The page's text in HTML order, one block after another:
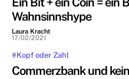
Wahnsinnshype
Laura Kracht -
17/02/2021
#Kopf oder Zahl
Commerzbank und